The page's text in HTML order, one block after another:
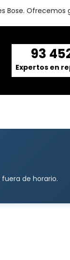
Bose. Ofrecemos
93
Expertos en
de horario.